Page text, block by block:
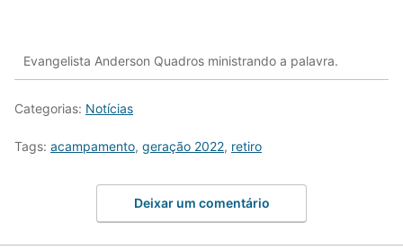
Evangelista Anderson Quadros ministrando a palavra.
Categorias: Notícias
Tags: acampamento, geração 2022, retiro
Deixar um comentário